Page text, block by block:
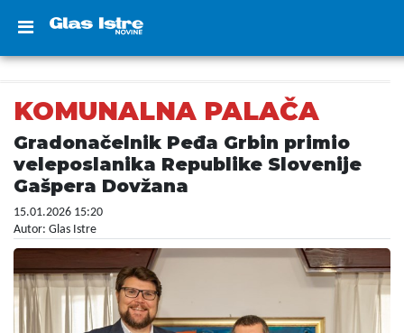
KOMUNALNA PALAČA
Gradonačelnik Peđa Grbin primio
veleposlanika Republike Slovenije
Gašpera Dovžana
15.01.2026 15:20
Autor: Glas Istre